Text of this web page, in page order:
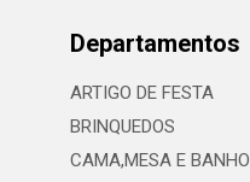
Departamentos
ARTIGO DE FESTA
BRINQUEDOS
CAMA,MESA E BANHO